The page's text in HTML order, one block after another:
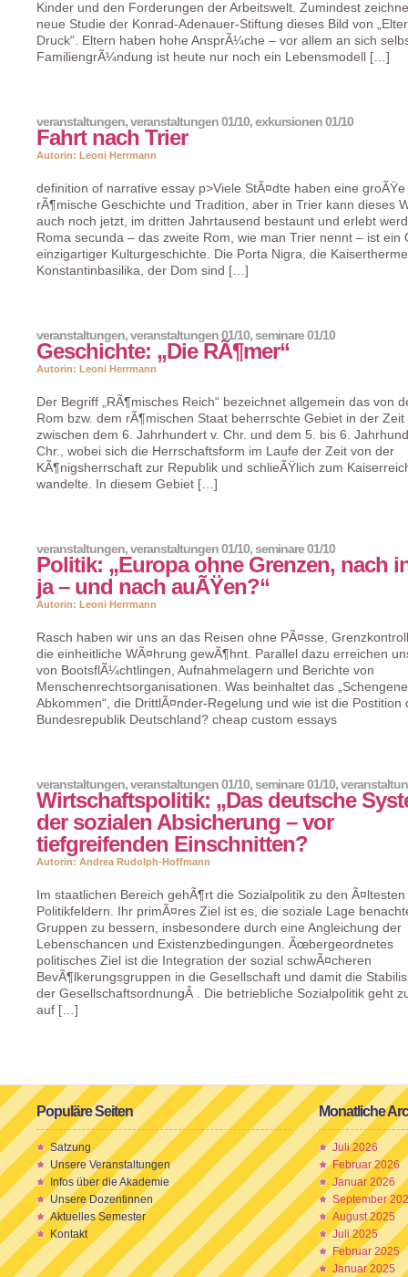
Kinder und den Forderungen der Arbeitswelt. Zumindest
neue Studie der Konrad-Adenauer-Stiftung dieses Bild von
Druck“. Eltern haben hohe AnsprÃ¼che – vor allem an sich
FamiliengrÃ¼ndung ist heute nur noch ein Lebensmodell […]
Fahrt nach Trier
veranstaltungen,veranstaltungen 01/10,exkursionen 01/10
Autorin: Leoni Herrmann
definition of narrative essay p>Viele StÃ¤dte haben eine groÃŸe
rÃ¶mische Geschichte und Tradition, aber in Trier kann dieses
auch noch jetzt, im dritten Jahrtausend bestaunt und erlebt
Roma secunda – das zweite Rom, wie man Trier nennt – ist ein
einzigartiger Kulturgeschichte. Die Porta Nigra, die
Konstantinbasilika, der Dom sind […]
Geschichte: „Die RÃ¶mer“
veranstaltungen,veranstaltungen 01/10,seminare 01/10
Autorin: Leoni Herrmann
Der Begriff „RÃ¶misches Reich“ bezeichnet allgemein das von
Rom bzw. dem rÃ¶mischen Staat beherrschte Gebiet in der Zeit
zwischen dem 6. Jahrhundert v. Chr. und dem 5. bis 6.
Chr., wobei sich die Herrschaftsform im Laufe der Zeit von der
KÃ¶nigsherrschaft zur Republik und schlieÃŸlich zum
wandelte. In diesem Gebiet […]
Politik: „Europa ohne Grenzen, nach
ja – und nach auÃŸen?“
veranstaltungen,veranstaltungen 01/10,seminare 01/10
Autorin: Leoni Herrmann
Rasch haben wir uns an das Reisen ohne PÃ¤sse,
die einheitliche WÃ¤hrung gewÃ¶hnt. Parallel dazu erreichen
von BootsflÃ¼chtlingen, Aufnahmelagern und Berichte von
Menschenrechtsorganisationen. Was beinhaltet das
Abkommen“, die DrittlÃ¤nder-Regelung und wie ist die Postition
Bundesrepublik Deutschland? cheap custom essays
Wirtschaftspolitik: „Das deutsche
der sozialen Absicherung – vor
tiefgreifenden Einschnitten?
veranstaltungen,veranstaltungen 01/10,seminare 01/10,
Autorin: Andrea Rudolph-Hoffmann
Im staatlichen Bereich gehÃ¶rt die Sozialpolitik zu den Ã¤ltesten
Politikfeldern. Ihr primÃ¤res Ziel ist es, die soziale Lage
Gruppen zu bessern, insbesondere durch eine Angleichung der
Lebenschancen und Existenzbedingungen. Ãœbergeordnetes
politisches Ziel ist die Integration der sozial schwÃ¤cheren
BevÃ¶lkerungsgruppen in die Gesellschaft und damit die
der GesellschaftsordnungÂ . Die betriebliche Sozialpolitik geht
auf […]
Populäre Seiten
Satzung
Unsere Veranstaltungen
Infos über die Akademie
Unsere Dozentinnen
Aktuelles Semester
Kontakt
Monatliche
Juli 2026
Februar 2026
Januar 2026
September
August 2025
Juli 2025
Februar 2025
Januar 2025